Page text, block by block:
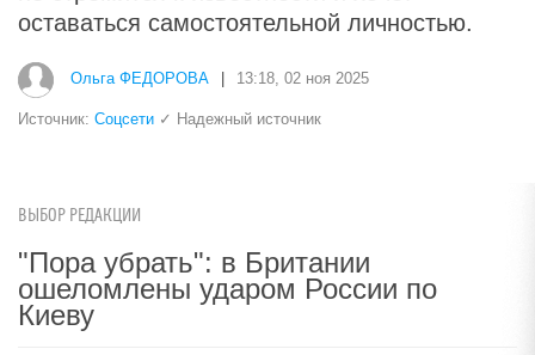
оставаться самостоятельной личностью.
Ольга ФЕДОРОВА 13:18, 02 ноя 2025
Источник: Соцсети ✓ Надежный источник
ВЫБОР РЕДАКЦИИ
"Пора убрать": в Британии
ошеломлены ударом России по
Киеву